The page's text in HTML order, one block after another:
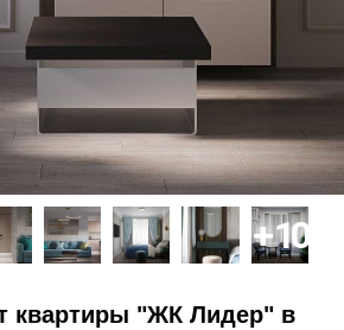
квартиры "ЖК Лидер" в